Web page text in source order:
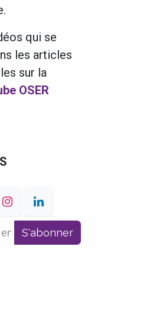
qui se
les articles
sur la
OSER
S'abonner